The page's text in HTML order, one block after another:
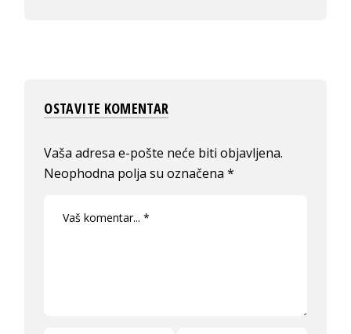
OSTAVITE KOMENTAR
Vaša adresa e-pošte neće biti objavljena.
Neophodna polja su označena*